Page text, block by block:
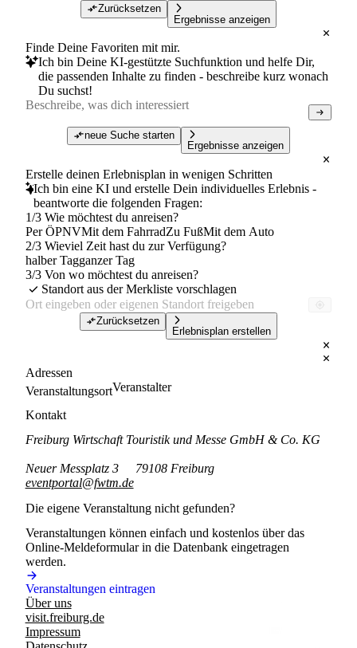
Zurücksetzen
Ergebnisse anzeigen
Finde Deine Favoriten mit mir.
Ich bin Deine KI-gestützte Suchfunktion und helfe Dir,
die passenden Inhalte zu finden - beschreibe kurz wonach
Du suchst!
neue Suche starten
Ergebnisse anzeigen
Erstelle deinen Erlebnisplan in wenigen Schritten
Ich bin eine KI und erstelle Dein individuelles Erlebnis -
beantworte die folgenden Fragen:
1/3 Wie möchtest du anreisen?
Per ÖPNVMit dem FahrradZu FußMit dem Auto
2/3 Wieviel Zeit hast du zur Verfügung?
halber Tagganzer Tag
3/3 Von wo möchtest du anreisen?
Standort aus der Merkliste vorschlagen
Zurücksetzen
Erlebnisplan erstellen
Adressen
VeranstaltungsortVeranstalter
Kontakt
Freiburg Wirtschaft Touristik und Messe GmbH & Co. KG
Neuer Messplatz 3
79108 Freiburg
eventportal@fwtm.de
Die eigene Veranstaltung nicht gefunden?
Veranstaltungen können einfach und kostenlos über das
Online-Meldeformular in die Datenbank eingetragen
werden.
Veranstaltungen eintragen
Über uns
visit.freiburg.de
Impressum